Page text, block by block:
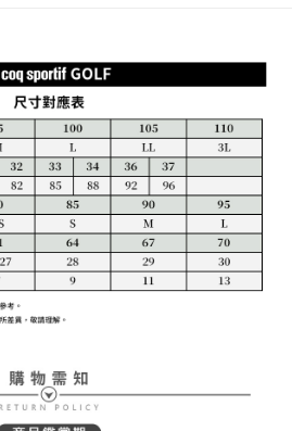
買商品或服務，並由商店將買賣／分期付款
約使用本公司帳單繳交帳款。
分期」之契約關係目的，商店將以您的個人
提供予台灣大哥大進項蒐集、處理及利用，
所需資料之確認、核對及更正。
下連結：https://oppay.tw/userRule
取消之訂單仍視為有效，需透過AFTEE先享
享後付 」之結帳頁面顯示為準，若有關於
退款等相關疑問，請聯繫「AFTEE先享後付
support/home
司提供之「AFTEE先享後付」服務完成之交
供個人資料，並將交易相關給付款項請求債
。
瀏覽以下網址：
法定代理人或監護人之同意方可使用
意申辦者引起之損失，本公司不負相關責
仍有額度不足之情形，本公司將視審查結果
用他人資訊註冊。若發現惡意使用之情形，